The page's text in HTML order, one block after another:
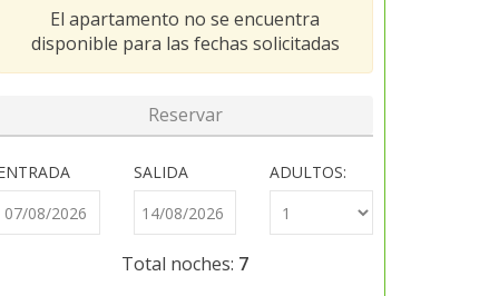
El apartamento no se encuentra
disponible para las fechas solicitadas
SALIDA ADULTOS:
Total noches: 7